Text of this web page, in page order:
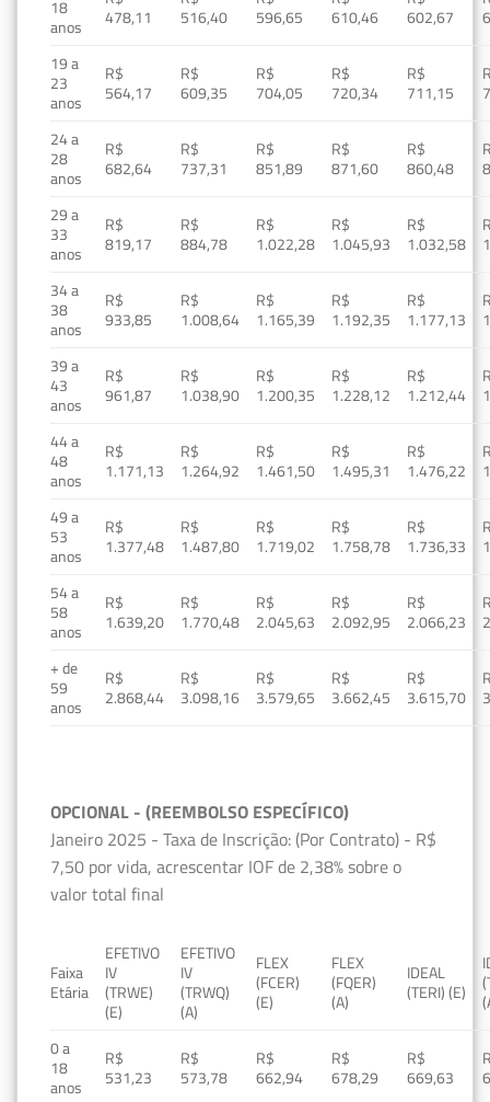
18
anos
478,11
516,40
596,65
610,46
602,67
19 a
23
anos
R$
564,17
R$
609,35
R$
704,05
R$
720,34
R$
711,15
24 a
28
anos
R$
682,64
R$
737,31
R$
851,89
R$
871,60
R$
860,48
29 a
33
anos
R$
819,17
R$
884,78
R$
1.022,28
R$
1.045,93
R$
1.032,58
34 a
38
anos
R$
933,85
R$
1.008,64
R$
1.165,39
R$
1.192,35
R$
1.177,13
39 a
43
anos
R$
961,87
R$
1.038,90
R$
1.200,35
R$
1.228,12
R$
1.212,44
44 a
48
anos
R$
1.171,13
R$
1.264,92
R$
1.461,50
R$
1.495,31
R$
1.476,22
49 a
53
anos
R$
1.377,48
R$
1.487,80
R$
1.719,02
R$
1.758,78
R$
1.736,33
54 a
58
anos
R$
1.639,20
R$
1.770,48
R$
2.045,63
R$
2.092,95
R$
2.066,23
+ de
59
anos
R$
2.868,44
R$
3.098,16
R$
3.579,65
R$
3.662,45
R$
3.615,70
OPCIONAL - (REEMBOLSO ESPECÍFICO)
Janeiro 2025 - Taxa de Inscrição: (Por Contrato) - R$
7,50 por vida, acrescentar IOF de 2,38% sobre o
valor total final
Faixa
Etária
EFETIVO
IV
(TRWE)
(E)
EFETIVO
IV
(TRWQ)
(A)
FLEX
(FCER)
(E)
FLEX
(FQER)
(A)
IDEAL
(TERI) (E)
0 a
18
anos
R$
531,23
R$
573,78
R$
662,94
R$
678,29
R$
669,63